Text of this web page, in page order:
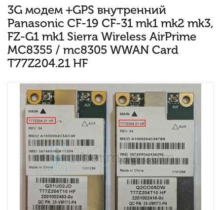
3G модем +GPS внутренний
Panasonic CF-19 CF-31 mk1 mk2 mk3,
FZ-G1 mk1 Sierra Wireless AirPrime
MC8355 / mc8305 WWAN Card
T77Z204.21 HF